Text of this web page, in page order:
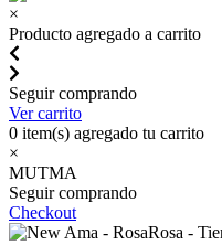
×
Producto agregado a carrito
Seguir comprando
Ver carrito
0 item(s) agregado tu carrito
×
MUTMA
Seguir comprando
Checkout